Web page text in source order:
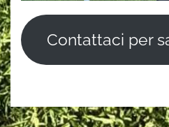
Contattaci per